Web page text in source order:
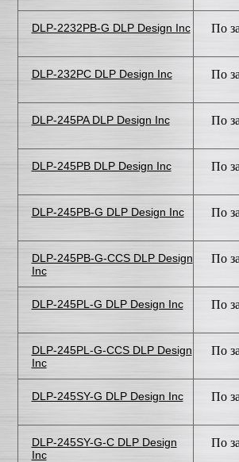
DLP-2232PB-G DLP Design Inc По
DLP-232PC DLP Design Inc По
DLP-245PA DLP Design Inc По
DLP-245PB DLP Design Inc По
DLP-245PB-G DLP Design Inc По
DLP-245PB-G-CCS DLP Design
Inc
По
DLP-245PL-G DLP Design Inc По
DLP-245PL-G-CCS DLP Design
Inc
По
DLP-245SY-G DLP Design Inc По
DLP-245SY-G-C DLP Design
Inc
По